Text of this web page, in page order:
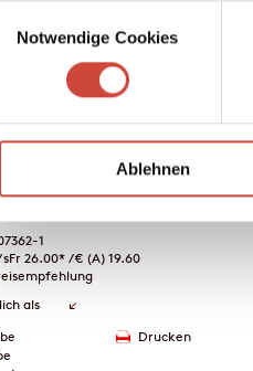
Notwendige Cookies
Ablehnen
Theorien ertragen werden.
Kavalier, Gelangweilter,
Halunke – Ulrich Bechers Männer
oder amüsieren in jeder der sieben
aufs Neue.
19. November 2025
1
26.00* / € (A) 19.60
als
Drucken